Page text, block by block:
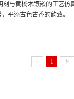
与黄杨木镶嵌的工艺仿
平添古色古香的韵致。
1 下